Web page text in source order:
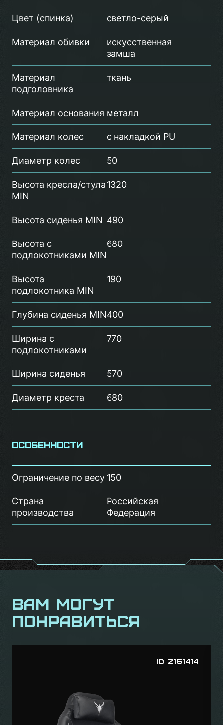
Цвет (спинка) светло-серый
Материал обивки
искусственная
замша
Материал
подголовника
ткань
Материал основания металл
Материал колес с накладкой PU
Диаметр колес 50
Высота кресла/стула
MIN
1320
Высота сиденья MIN 490
Высота с
подлокотниками MIN
680
Высота
подлокотника MIN
190
Глубина сиденья MIN400
Ширина с
подлокотниками
770
Ширина сиденья 570
Диаметр креста 680
Особенности
Ограничение по весу 150
Страна
производства
Российская
Федерация
Вам могут
понравиться
ID 2161414